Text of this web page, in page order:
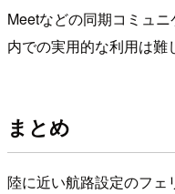
Meetなどの同期コミュ
内での実用的な利用は難
まとめ
陸に近い航路設定のフェ